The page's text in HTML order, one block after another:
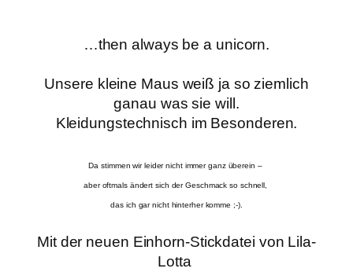
…then always be a unicorn.
Unsere kleine Maus weiß ja so ziemlich
ganau was sie will.
Kleidungstechnisch im Besonderen.
Da stimmen wir leider nicht immer ganz überein –
aber oftmals ändert sich der Geschmack so schnell,
das ich gar nicht hinterher komme ;-).
Mit der neuen Einhorn-Stickdatei von Lila-
Lotta